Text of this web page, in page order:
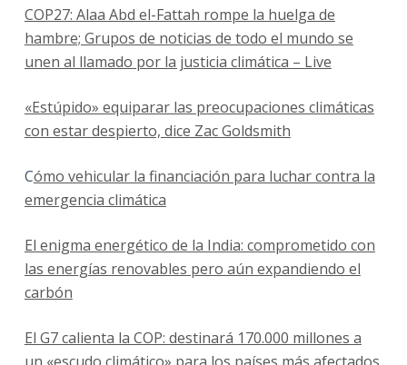
COP27: Alaa Abd el-Fattah rompe la huelga de
hambre; Grupos de noticias de todo el mundo se
unen al llamado por la justicia climática – Live
«Estúpido» equiparar las preocupaciones climáticas
con estar despierto, dice Zac Goldsmith
Cómo vehicular la financiación para luchar contra la
emergencia climática
El enigma energético de la India: comprometido con
las energías renovables pero aún expandiendo el
carbón
El G7 calienta la COP: destinará 170.000 millones a